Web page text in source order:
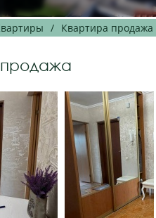
/ Квартира продажа